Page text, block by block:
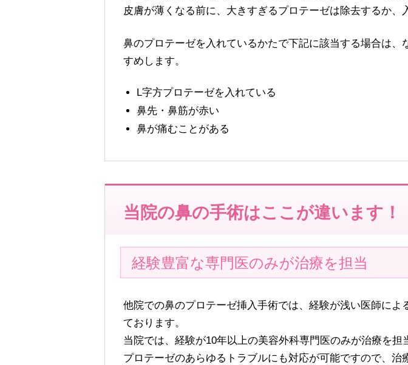
皮膚が薄くなる前に、大きすぎるプロテーゼは除去するか、
鼻のプロテーゼを入れているかたで下記に該当する場合は
すめします。
L字方プロテーゼを入れている
鼻先・鼻筋が赤い
鼻が痛むことがある
当院の鼻の手術はここが違います！
経験豊富な専門医のみが治療を担当
他院での鼻のプロテーゼ挿入手術では、経験が浅い医師に
ております。
当院では、経験が10年以上の美容外科専門医のみが治療を担
プロテーゼのあらゆるトラブルにも対応が可能ですので、治